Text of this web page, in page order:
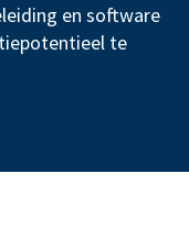
en software
te